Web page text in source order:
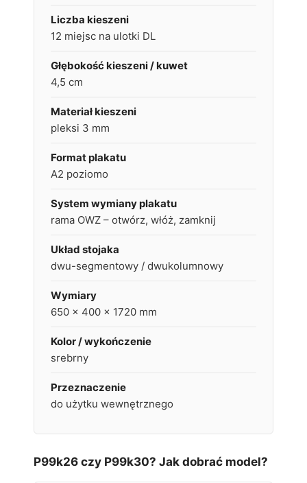
Liczba kieszeni
12 miejsc na ulotki DL
Głębokość kieszeni / kuwet
4,5 cm
Materiał kieszeni
pleksi 3 mm
Format plakatu
A2 poziomo
System wymiany plakatu
rama OWZ – otwórz, włóż, zamknij
Układ stojaka
dwu-segmentowy / dwukolumnowy
Wymiary
650 x 400 x 1720 mm
Kolor / wykończenie
srebrny
Przeznaczenie
do użytku wewnętrznego
P99k26 czy P99k30? Jak dobrać model?